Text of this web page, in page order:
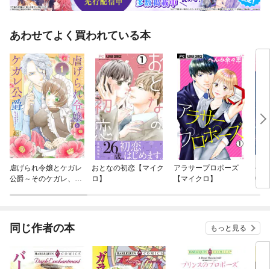
あわせてよく買われている本
虐げられ令嬢とケガレ
公爵～そのケガレ、払
おとなの初恋【マイク
ロ】
アラサープロポーズ
【マイクロ】
今
中で
同じ作者の本 もっと見る